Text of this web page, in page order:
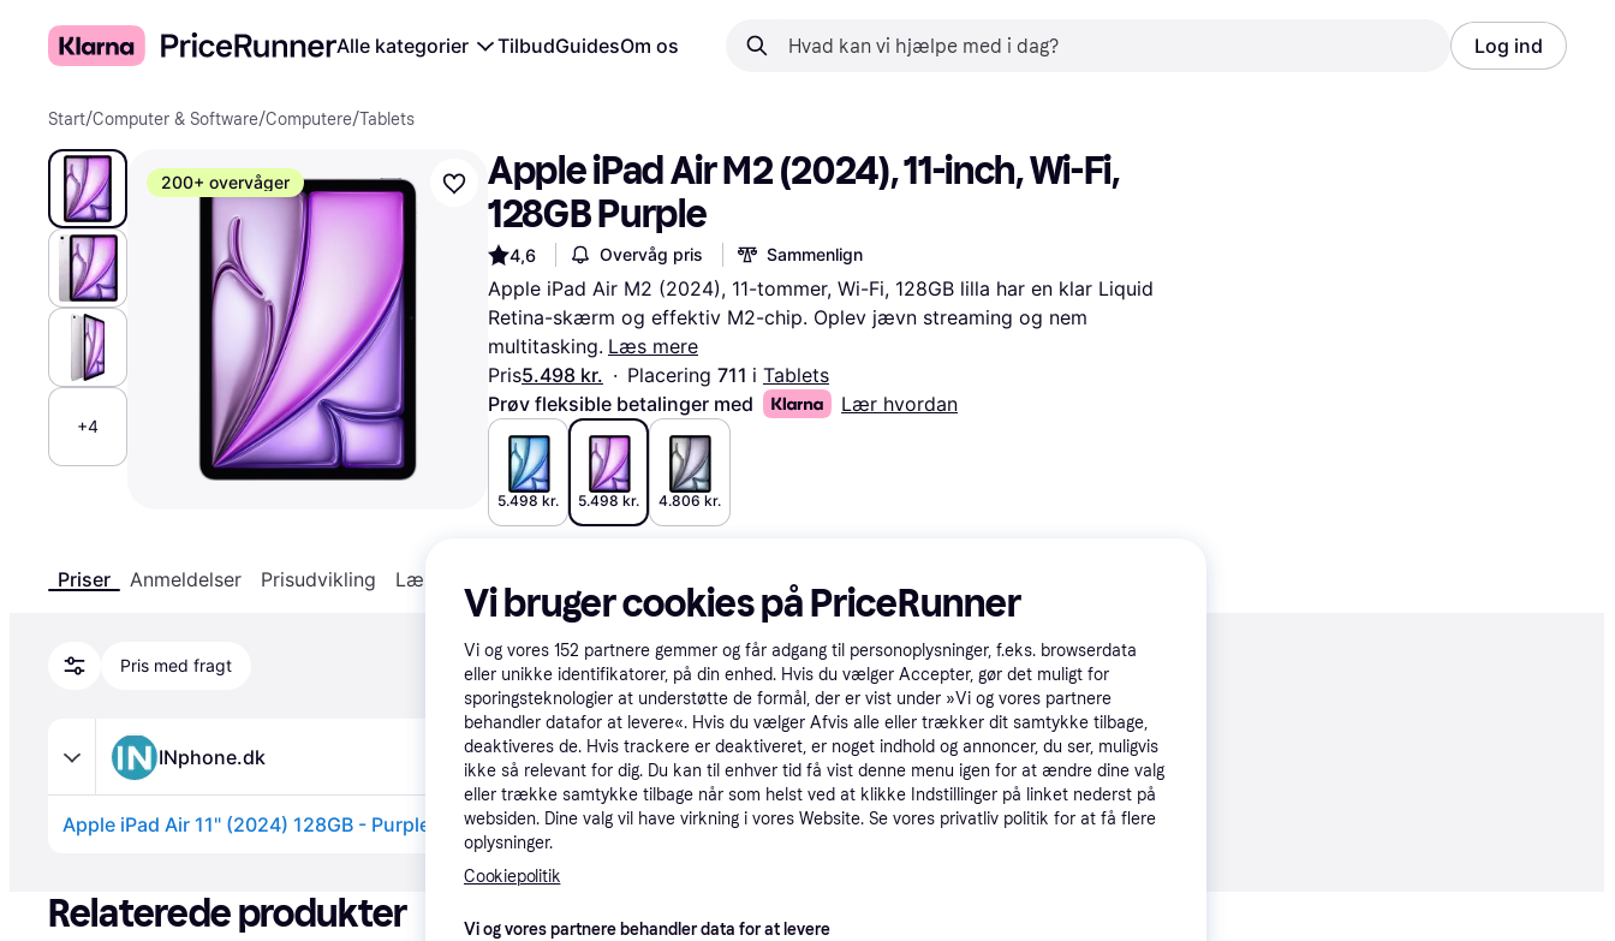
Alle kategorier TilbudGuidesOm os Log ind
Start/Computer & Software/Computere/Tablets
200+ overvåger
+4
Apple iPad Air M2 (2024), 11-inch, Wi-Fi,
128GB Purple
4,6 Overvåg pris Sammenlign
Apple iPad Air M2 (2024), 11-tommer, Wi-Fi, 128GB lilla har en klar Liquid
Retina-skærm og effektiv M2-chip. Oplev jævn streaming og nem
multitasking. Læs mere
Pris5.498 kr. · Placering 711 i Tablets
Prøv fleksible betalinger med
Lær hvordan
5.498 kr. 5.498 kr. 4.806 kr.
Priser Anmeldelser Prisudvikling Læs om produktet
Pris med fragt Promoveret
INphone.dk Købsgaranti
Apple iPad Air 11" (2024) 128GB - Purple Fri fragt,1-3 dage5.498 kr.
Relaterede produkter
Vi bruger cookies på PriceRunner
Vi og vores 152 partnere gemmer og får adgang til personoplysninger, f.eks. browserdata
eller unikke identifikatorer, på din enhed. Hvis du vælger Accepter, gør det muligt for
sporingsteknologier at understøtte de formål, der er vist under »Vi og vores partnere
behandler datafor at levere«. Hvis du vælger Afvis alle eller trækker dit samtykke tilbage,
deaktiveres de. Hvis trackere er deaktiveret, er noget indhold og annoncer, du ser, muligvis
ikke så relevant for dig. Du kan til enhver tid få vist denne menu igen for at ændre dine valg
eller trække samtykke tilbage når som helst ved at klikke Indstillinger på linket nederst på
websiden. Dine valg vil have virkning i vores Website. Se vores privatliv politik for at få flere
oplysninger.
Cookiepolitik
Vi og vores partnere behandler data for at levere